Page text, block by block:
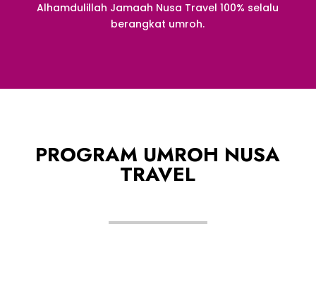
Alhamdulillah Jamaah Nusa Travel 100% selalu
berangkat umroh.
PROGRAM UMROH NUSA
TRAVEL